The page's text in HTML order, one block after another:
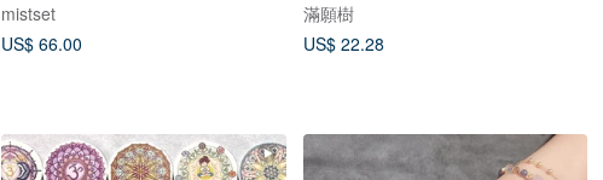
mistset
US$ 66.00
滿願樹
US$ 22.28